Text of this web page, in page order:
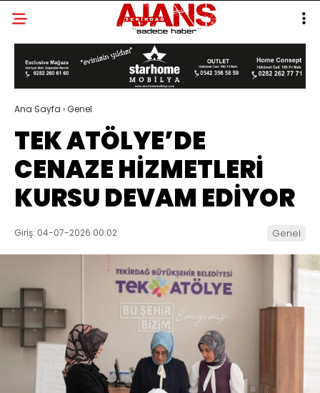
Ana Sayfa ›Genel
TEK ATÖLYE’DE
CENAZE HİZMETLERİ
KURSU DEVAM EDİYOR
Giriş: 04-07-2026 00:02 Genel